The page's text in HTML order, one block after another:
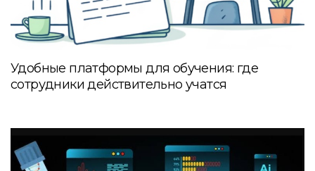
Удобные платформы для обучения: где
сотрудники действительно учатся